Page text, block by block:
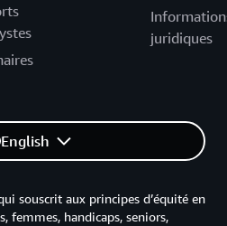
juridiques
English
souscrit aux principes d’équité en
femmes, handicaps, seniors,